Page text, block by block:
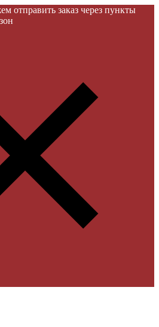
отправить заказ через пункты